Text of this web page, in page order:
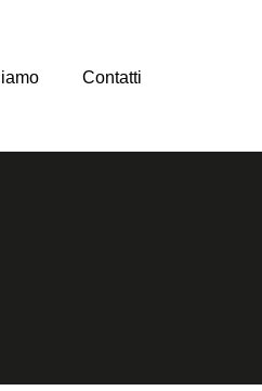
Contatti